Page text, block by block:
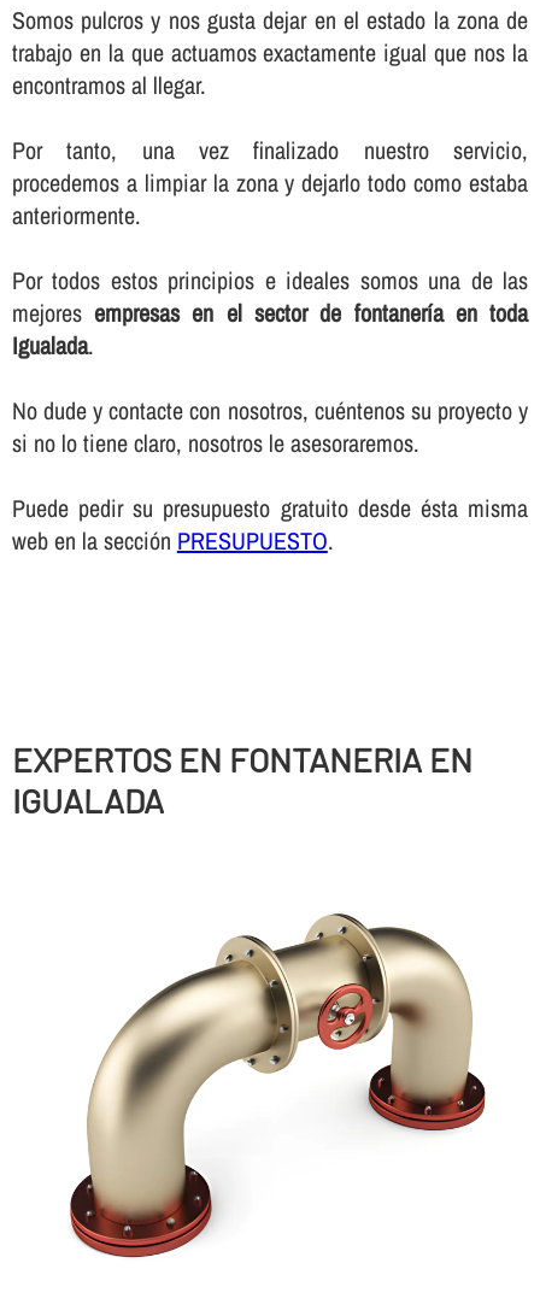
Somos pulcros y nos gusta dejar en el estado la zona de
trabajo en la que actuamos exactamente igual que nos la
encontramos al llegar.
Por tanto, una vez finalizado nuestro servicio,
procedemos a limpiar la zona y dejarlo todo como estaba
anteriormente.
Por todos estos principios e ideales somos una de las
mejoresempresas en el sector de fontanerí­a en toda
Igualada.
No dude y contacte con nosotros, cuéntenos su proyecto y
si no lo tiene claro, nosotros le asesoraremos.
Puede pedir su presupuesto gratuito desde ésta misma
web en la sección PRESUPUESTO.
EXPERTOS EN FONTANERIA EN
IGUALADA